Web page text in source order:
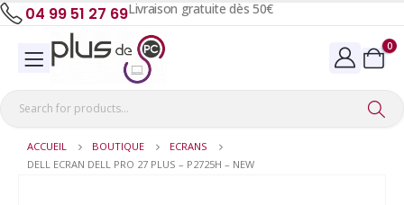
04 99 51 27 69Livraison gratuite dès 50€
0
ACCUEIL BOUTIQUE
ECRANS
DELL ECRAN DELL PRO 27 PLUS – P2725H – NEW